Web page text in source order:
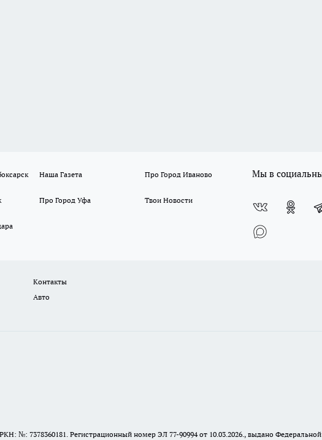
Наша Газета Про Город Иваново
Про Город Уфа Твои Новости
Мы в
Контакты
Авто
№: 7378360181. Регистрационный номер ЭЛ 77-90994 от 10.03.2026., выдано